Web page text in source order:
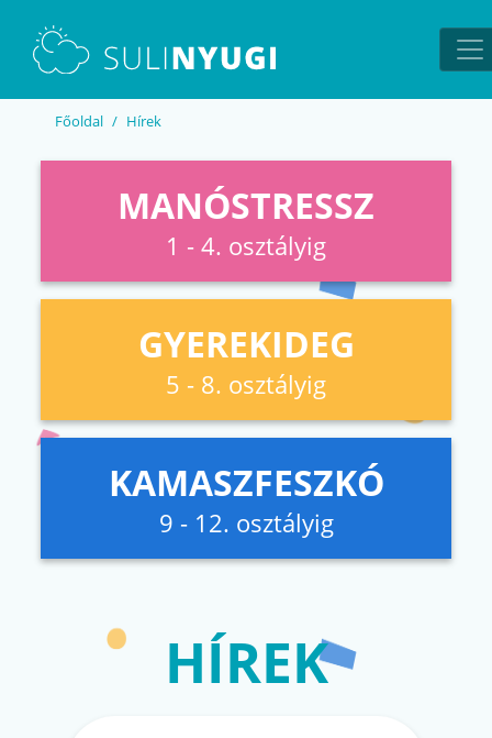
Főoldal Hírek
MANÓSTRESSZ
1 - 4. osztályig
GYEREKIDEG
5 - 8. osztályig
KAMASZFESZKÓ
9 - 12. osztályig
HÍREK